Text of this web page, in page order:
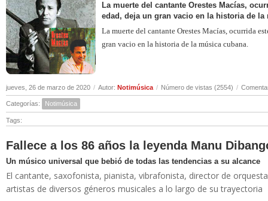
La muerte del cantante Orestes Macías,
edad, deja un gran vacio en la historia de la
La muerte del cantante Orestes Macías, ocurrida
gran vacio en la historia de la música cubana.
jueves, 26 de marzo de 2020 / Autor: Notimúsica / Número de vistas (2554) /
Categorías: Notimúsica
Tags:
Fallece a los 86 años la leyenda Manu
Un músico universal que bebió de todas las tendencias a su alcance
El cantante, saxofonista, pianista, vibrafonista, director de
artistas de diversos géneros musicales a lo largo de su trayectoria